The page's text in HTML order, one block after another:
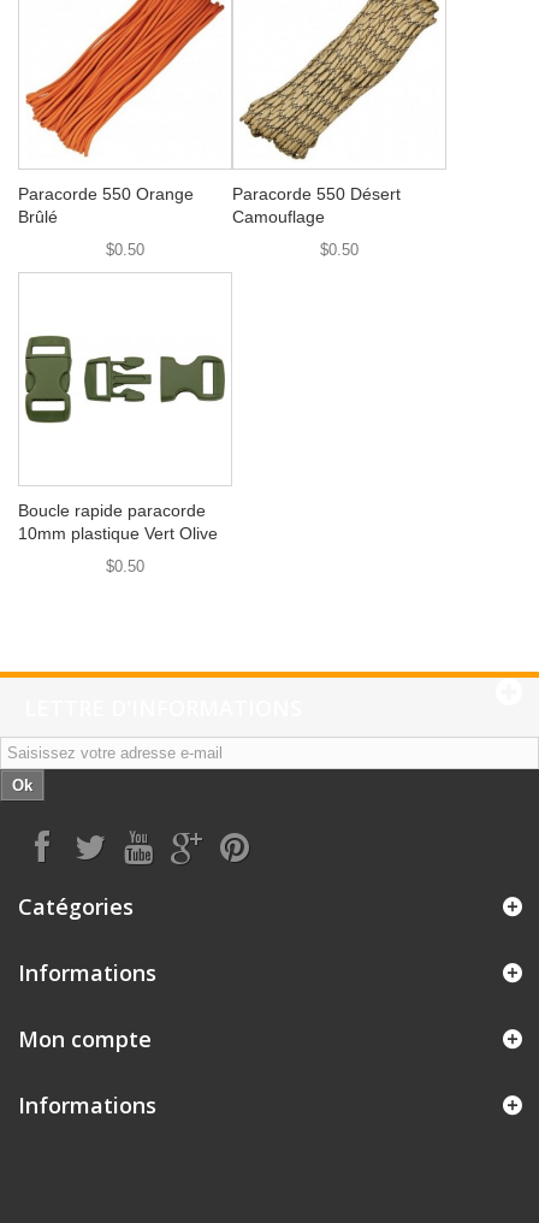
Paracorde 550 Orange
Brûlé
$0.50
Paracorde 550 Désert
Camouflage
$0.50
Boucle rapide paracorde
10mm plastique Vert Olive
$0.50
Ok
Catégories
Informations
Mon compte
Informations